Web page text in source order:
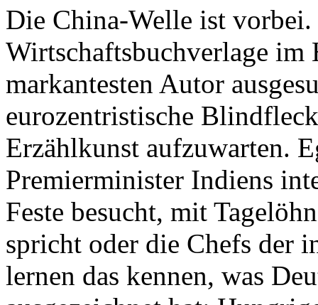
Die China-Welle ist
Wirtschaftsbuchverlage im
markantesten Autor
eurozentristische
Erzählkunst aufzuwarten.
Premierminister Indiens
Feste besucht, mit
spricht oder die Chefs der
lernen das kennen, was